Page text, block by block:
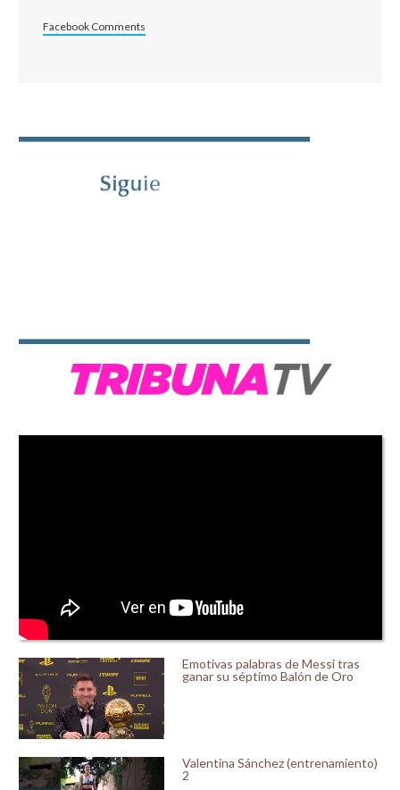
Facebook Comments
Emotivas palabras de Messi tras
ganar su séptimo Balón de Oro
Valentina Sánchez (entrenamiento)
2